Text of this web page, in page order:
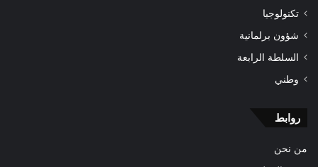
تكنولوجيا
شؤون برلمانية
السلطة الرابعة
وطني
روابط
من نحن